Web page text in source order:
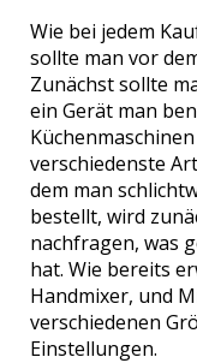
Wie bei jedem
sollte man vor
Zunächst sollte
ein Gerät man
verschiedenste
dem man
bestellt, wird
nachfragen, was
hat. Wie bereits
Handmixer, und
verschiedenen
Einstellungen.